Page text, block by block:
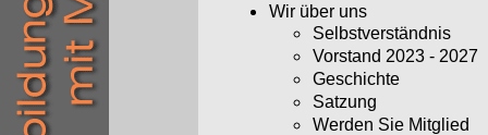
Wir über uns
Selbstverständnis
Vorstand 2023 - 2027
Geschichte
Satzung
Werden Sie Mitglied